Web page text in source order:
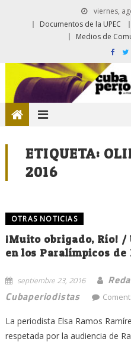
viernes,
Documentos de la UPEC
Medios de
ETIQUETA:
2016
OTRAS NOTICIAS
¡Muito obrigado, Río!
en los Paralímpicos de
septiembre 23, 2016
Cubaperiodistas
La periodista Elsa Ramos
respetada por la audiencia de